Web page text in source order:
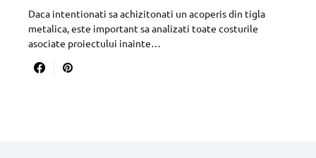
Daca intentionati sa achizitonati un acoperis din tigla
metalica, este important sa analizati toate costurile
asociate proiectului inainte…